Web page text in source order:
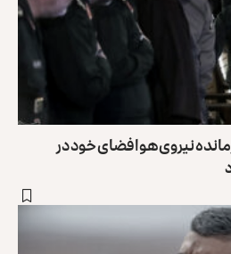
نیروی هوافضای خود در